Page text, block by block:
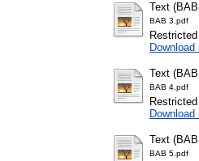
Text
BAB 3.pdf
Download
Text
BAB 4.pdf
Download
Text
BAB 5.pdf